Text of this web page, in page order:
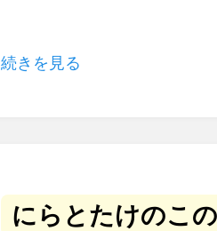
続きを見る
にらとたけのこ